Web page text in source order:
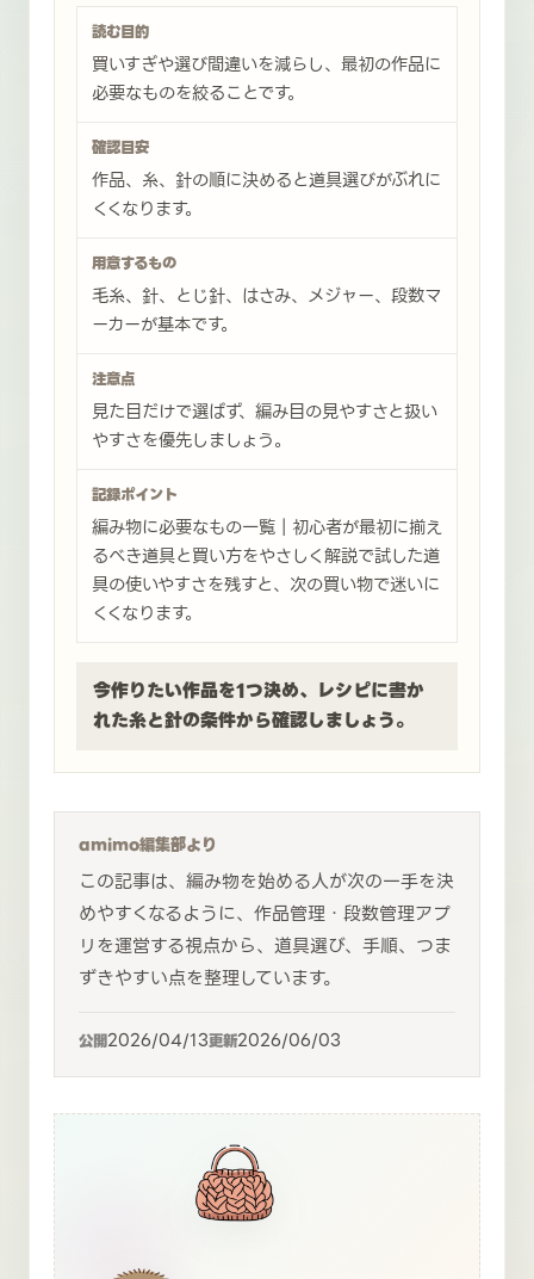
読む目的
買いすぎや選び間違いを減らし、最初の作品に
必要なものを絞ることです。
確認目安
作品、糸、針の順に決めると道具選びがぶれに
くくなります。
用意するもの
毛糸、針、とじ針、はさみ、メジャー、段数マ
ーカーが基本です。
注意点
見た目だけで選ばず、編み目の見やすさと扱い
やすさを優先しましょう。
記録ポイント
編み物に必要なもの一覧｜初心者が最初に揃え
るべき道具と買い方をやさしく解説で試した道
具の使いやすさを残すと、次の買い物で迷いに
くくなります。
今作りたい作品を1つ決め、レシピに書か
れた糸と針の条件から確認しましょう。
amimo編集部より
この記事は、編み物を始める人が次の一手を決
めやすくなるように、作品管理・段数管理アプ
リを運営する視点から、道具選び、手順、つま
ずきやすい点を整理しています。
公開2026/04/13更新2026/06/03